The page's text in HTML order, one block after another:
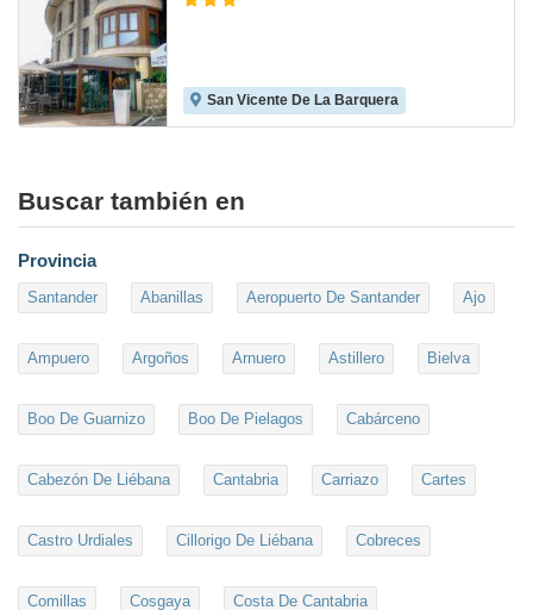
San Vicente De La Barquera
Buscar también en
Provincia
Santander Abanillas Aeropuerto De Santander Ajo
Ampuero Argoños Arnuero Astillero Bielva
Boo De Guarnizo Boo De Pielagos Cabárceno
Cabezón De Liébana Cantabria Carriazo Cartes
Castro Urdiales Cillorigo De Liébana Cobreces
Comillas Cosgaya Costa De Cantabria